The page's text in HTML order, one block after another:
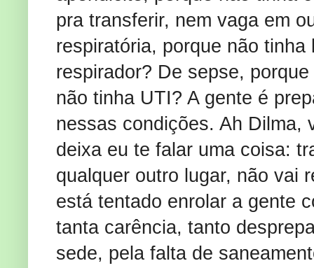
pra transferir, nem vaga em
respiratória, porque não
respirador? De sepse,
não tinha UTI? A gente é
nessas condições. Ah Dilma,
deixa eu te falar uma coisa:
qualquer outro lugar, não vai
está tentado enrolar a gente
tanta carência, tanto
sede, pela falta de